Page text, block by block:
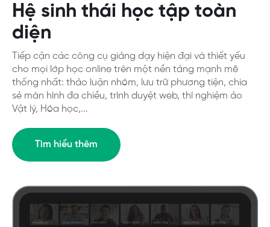
Hệ sinh thái học tập toàn
diện
Tiếp cận các công cụ giảng dạy hiện đại và thiết yếu
cho mọi lớp học online trên một nền tảng mạnh mẽ
thống nhất: thảo luận nhóm, lưu trữ phương tiện, chia
sẻ màn hình đa chiều, trình duyệt web, thí nghiệm ảo
Vật lý, Hóa học,...
Tìm hiểu thêm